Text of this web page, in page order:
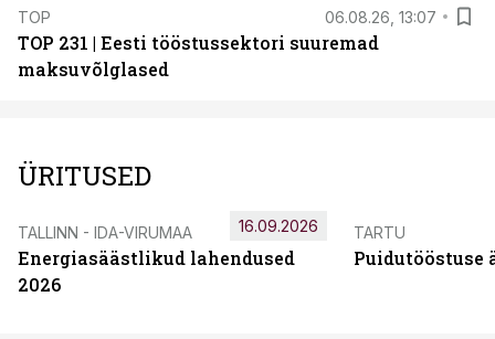
TOP 06.08.26, 13:07
TOP 231 | Eesti tööstussektori suuremad
maksuvõlglased
ÜRITUSED
TALLINN - IDA-VIRUMAA
Energiasäästlikud lahendused
2026
16.09.2026 TARTU
Puidutööstuse